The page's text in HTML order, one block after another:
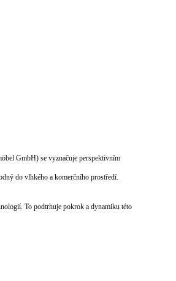
GmbH) se vyznačuje perspektivním
do vlhkého a komerčního prostředí.
To podtrhuje pokrok a dynamiku této